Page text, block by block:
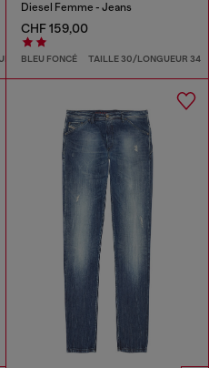
32
Diesel Femme - Jeans
CHF 159,00
BLEU FONCÉ TAILLE 30/LONGUEUR 34